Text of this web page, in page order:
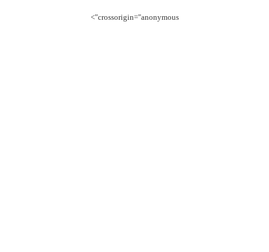
crossorigin="anonymous">